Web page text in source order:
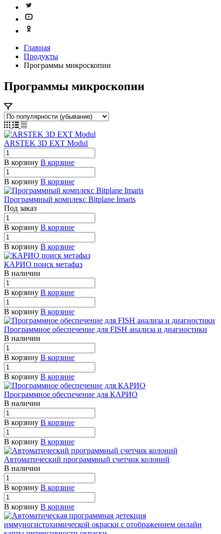
Главная
Продукты
Программы микроскопии
Программы микроскопии
ARSTEK 3D EXT Modul
В корзину В корзине
В корзину В корзине
Программный комплекс Bitplane Imaris
Под заказ
В корзину В корзине
В корзину В корзине
КАРИО поиск метафаз
В наличии
В корзину В корзине
В корзину В корзине
Программное обеспечение для FISH анализа и диагностики
В наличии
В корзину В корзине
В корзину В корзине
Программное обеспечение для КАРИО
В наличии
В корзину В корзине
В корзину В корзине
Автоматический программный счетчик колоний
В наличии
В корзину В корзине
В корзину В корзине